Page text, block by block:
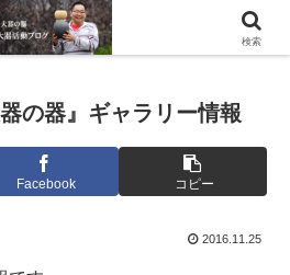
や水鉢などの陶器を作っています。
の器』ギャラリー情報
Facebook コピー
2016.11.25
検索